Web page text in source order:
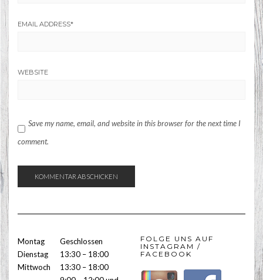
EMAIL ADDRESS*
WEBSITE
Save my name, email, and website in this browser for the next time I
comment.
Montag
Geschlossen
Dienstag
13:30 – 18:00
Mittwoch
13:30 – 18:00
FOLGE UNS AUF
INSTAGRAM /
FACEBOOK